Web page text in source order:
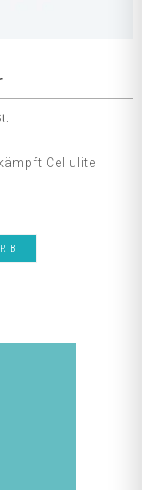
Cellulite